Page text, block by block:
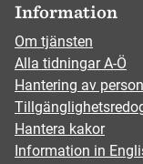
Information
Om tjänsten
Alla tidningar A-Ö
Hantering av
Hantera kakor
Information in